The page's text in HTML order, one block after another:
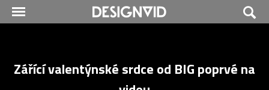
Zářící valentýnské srdce od BIG poprvé na